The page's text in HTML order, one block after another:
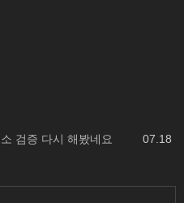
07.18
검증 다시 해봤네요